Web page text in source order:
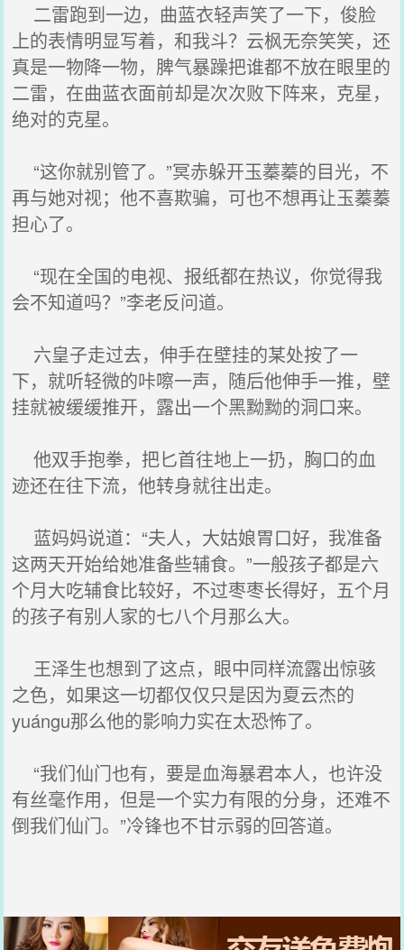
二雷跑到一边，曲蓝衣轻声笑了一下，俊脸
上的表情明显写着，和我斗？云枫无奈笑笑，还
真是一物降一物，脾气暴躁把谁都不放在眼里的
二雷，在曲蓝衣面前却是次次败下阵来，克星，
绝对的克星。
“这你就别管了。”冥赤躲开玉蓁蓁的目光，不
再与她对视；他不喜欺骗，可也不想再让玉蓁蓁
担心了。
“现在全国的电视、报纸都在热议，你觉得我
会不知道吗？”李老反问道。
六皇子走过去，伸手在壁挂的某处按了一
下，就听轻微的咔嚓一声，随后他伸手一推，壁
挂就被缓缓推开，露出一个黑黝黝的洞口来。
他双手抱拳，把匕首往地上一扔，胸口的血
迹还在往下流，他转身就往出走。
蓝妈妈说道：“夫人，大姑娘胃口好，我准备
这两天开始给她准备些辅食。”一般孩子都是六
个月大吃辅食比较好，不过枣枣长得好，五个月
的孩子有别人家的七八个月那么大。
王泽生也想到了这点，眼中同样流露出惊骇
之色，如果这一切都仅仅只是因为夏云杰的
yuángu那么他的影响力实在太恐怖了。
“我们仙门也有，要是血海暴君本人，也许没
有丝毫作用，但是一个实力有限的分身，还难不
倒我们仙门。”冷锋也不甘示弱的回答道。